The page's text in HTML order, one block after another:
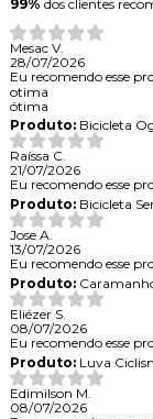
99% dos clientes
Mesac V.
28/07/2026
Eu recomendo esse
otima
ótima
Produto:Bicicleta
Raíssa C.
21/07/2026
Eu recomendo esse
Produto:Bicicleta
Jose A.
13/07/2026
Eu recomendo esse
Produto:
Eliézer S.
08/07/2026
Eu recomendo esse
Produto:Luva
Edimilson M.
08/07/2026